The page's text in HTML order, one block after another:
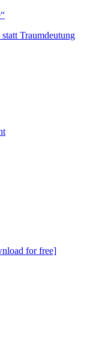
for free]